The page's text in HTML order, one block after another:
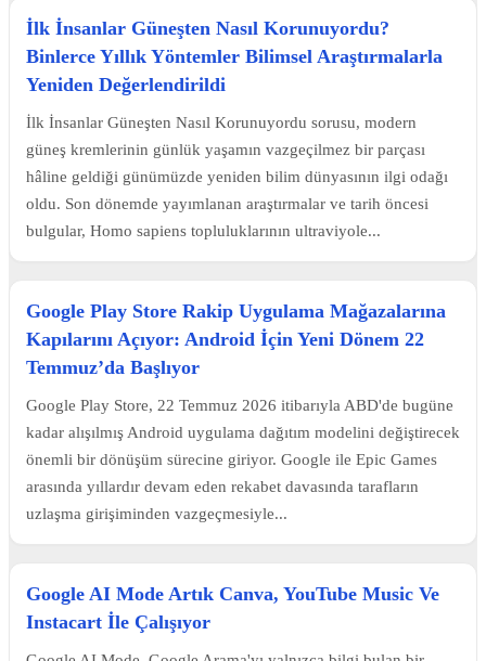
İlk İnsanlar Güneşten Nasıl Korunuyordu?
Binlerce Yıllık Yöntemler Bilimsel Araştırmalarla
Yeniden Değerlendirildi
İlk İnsanlar Güneşten Nasıl Korunuyordu sorusu, modern
güneş kremlerinin günlük yaşamın vazgeçilmez bir parçası
hâline geldiği günümüzde yeniden bilim dünyasının ilgi odağı
oldu. Son dönemde yayımlanan araştırmalar ve tarih öncesi
bulgular, Homo sapiens topluluklarının ultraviyole...
Google Play Store Rakip Uygulama Mağazalarına
Kapılarını Açıyor: Android İçin Yeni Dönem 22
Temmuz’da Başlıyor
Google Play Store, 22 Temmuz 2026 itibarıyla ABD'de bugüne
kadar alışılmış Android uygulama dağıtım modelini değiştirecek
önemli bir dönüşüm sürecine giriyor. Google ile Epic Games
arasında yıllardır devam eden rekabet davasında tarafların
uzlaşma girişiminden vazgeçmesiyle...
Google AI Mode Artık Canva, YouTube Music Ve
Instacart İle Çalışıyor